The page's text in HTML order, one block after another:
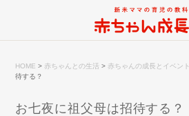
HOME > 赤ちゃんとの生活 > 赤ちゃんの成長とイベント
待する？
お七夜に祖父母は招待する？